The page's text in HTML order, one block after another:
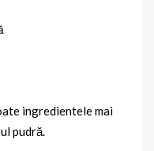
ingredientele mai
pudră.